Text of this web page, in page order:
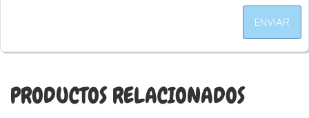
ENVIAR
PRODUCTOS RELACIONADOS